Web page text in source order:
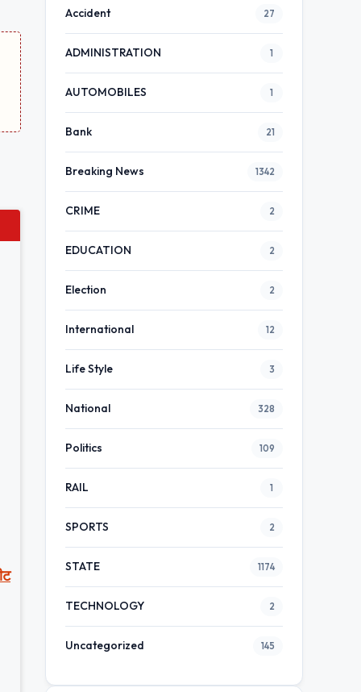
Accident 27
ADMINISTRATION 1
AUTOMOBILES 1
Bank 21
Breaking News 1342
CRIME 2
EDUCATION 2
Election 2
International 12
Life Style 3
National 328
Politics 109
RAIL 1
SPORTS 2
STATE 1174
TECHNOLOGY 2
Uncategorized 145